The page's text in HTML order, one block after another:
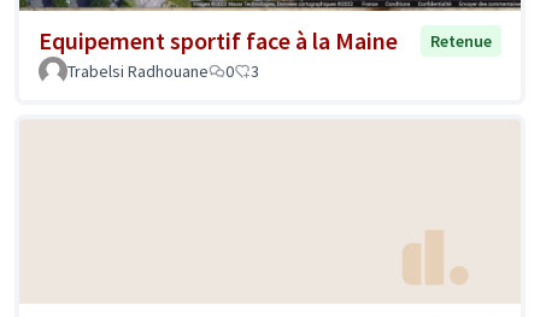
Equipement sportif face à la Maine
Retenue
Trabelsi Radhouane
0 3